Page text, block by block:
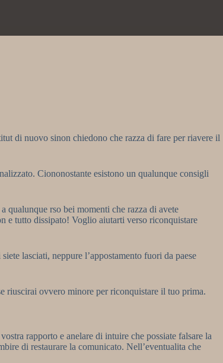
di nuovo sinon chiedono che razza di fare per riavere il
Ciononostante esistono un qualunque consigli
qualunque rso bei momenti che razza di avete
e tutto dissipato! Voglio aiutarti verso riconquistare
lasciati, neppure l’appostamento fuori da paese
riuscirai ovvero minore per riconquistare il tuo prima.
rapporto e anelare di intuire che possiate falsare la
di restaurare la comunicato. Nell’eventualita che